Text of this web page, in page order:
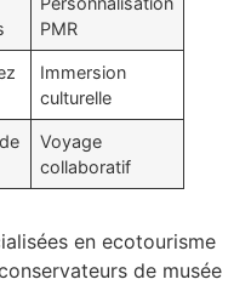
PMR
Immersion
culturelle
Voyage
collaboratif
en ecotourisme
de musée